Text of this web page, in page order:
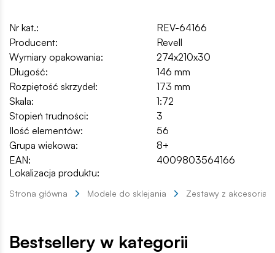
Nr kat.:
REV-64166
Producent:
Revell
Wymiary opakowania:
274x210x30
Długość:
146 mm
Rozpiętość skrzydeł:
173 mm
Skala:
1:72
Stopień trudności:
3
Ilość elementów:
56
Grupa wiekowa:
8+
EAN:
4009803564166
Lokalizacja produktu:
Strona główna Modele do sklejania Zestawy z akcesoriami
Bestsellery w kategorii